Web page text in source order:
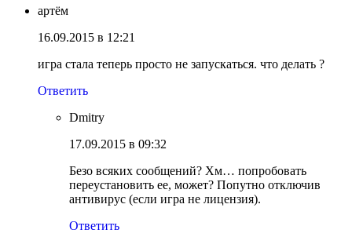
артём
16.09.2015 в 12:21
игра стала теперь просто не запускаться. что делать ?
Ответить
Dmitry
17.09.2015 в 09:32
Безо всяких сообщений? Хм… попробовать
переустановить ее, может? Попутно отключив
антивирус (если игра не лицензия).
Ответить